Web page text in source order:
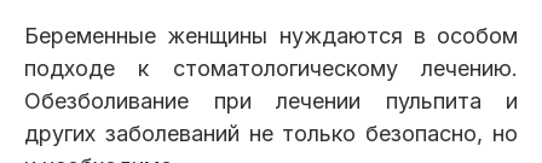
Беременные женщины нуждаются в особом
подходе к стоматологическому лечению.
Обезболивание при лечении пульпита и
других заболеваний не только безопасно, но